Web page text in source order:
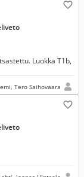
Luokka T1b,
Tero Saihovaara